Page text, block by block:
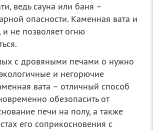
ведь сауна или баня –
опасности. Каменная вата и
и не позволяет огню
с дровяными печами о нужно
и негорючие
вата – отличный способ
обезопасить от
печи на полу, а также
его соприкосновения с